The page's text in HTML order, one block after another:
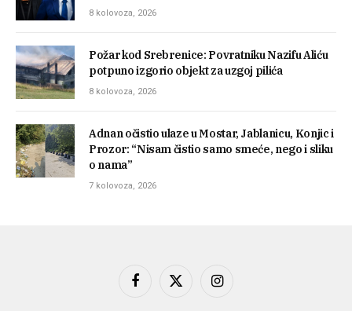
8 kolovoza, 2026
Požar kod Srebrenice: Povratniku Nazifu Aliću
potpuno izgorio objekt za uzgoj pilića
8 kolovoza, 2026
Adnan očistio ulaze u Mostar, Jablanicu, Konjic i
Prozor: “Nisam čistio samo smeće, nego i sliku
o nama”
7 kolovoza, 2026
Facebook
X
Instagram